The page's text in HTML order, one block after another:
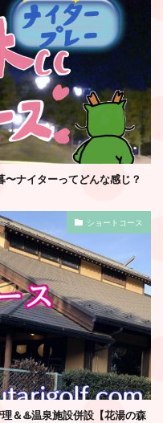
ナイターってどんな感じ？
ショートコース
理＆♨️温泉施設併設【花湯の森